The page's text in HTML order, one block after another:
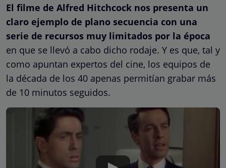
El filme de Alfred Hitchcock nos presenta un
claro ejemplo de plano secuencia con una
serie de recursos muy limitados por la época
en que se llevó a cabo dicho rodaje. Y es que, tal y
como apuntan expertos del cine, los equipos de
la década de los 40 apenas permitían grabar más
de 10 minutos seguidos.